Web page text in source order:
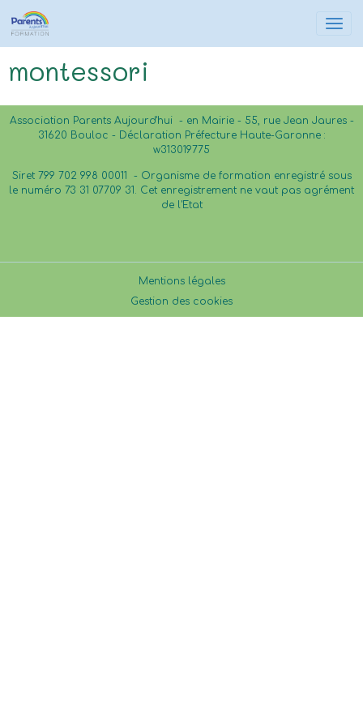
montessori
Association Parents Aujourd'hui - en Mairie - 55, rue Jean Jaures -
31620 Bouloc - Déclaration Préfecture Haute-Garonne :
w313019775
Siret 799 702 998 00011 - Organisme de formation enregistré sous
le numéro 73 31 07709 31. Cet enregistrement ne vaut pas agrément
de l'Etat
Mentions légales
Gestion des cookies